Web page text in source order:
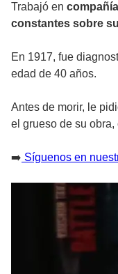
Trabajó en
constantes sobre
En 1917, fue
edad de 40 años.
Antes de morir, le
el grueso de su
➡️ Síguenos en